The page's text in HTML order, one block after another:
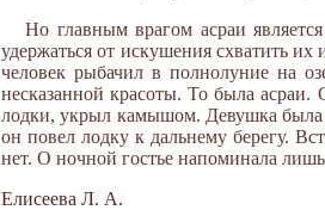
Но главным врагом асраи
удержаться от искушения схватить
человек рыбачил в полнолуние на
несказанной красоты. То была асраи.
лодки, укрыл камышом. Девушка была
он повел лодку к дальнему берегу.
нет. О ночной гостье напоминала
Елисеева Л. А.